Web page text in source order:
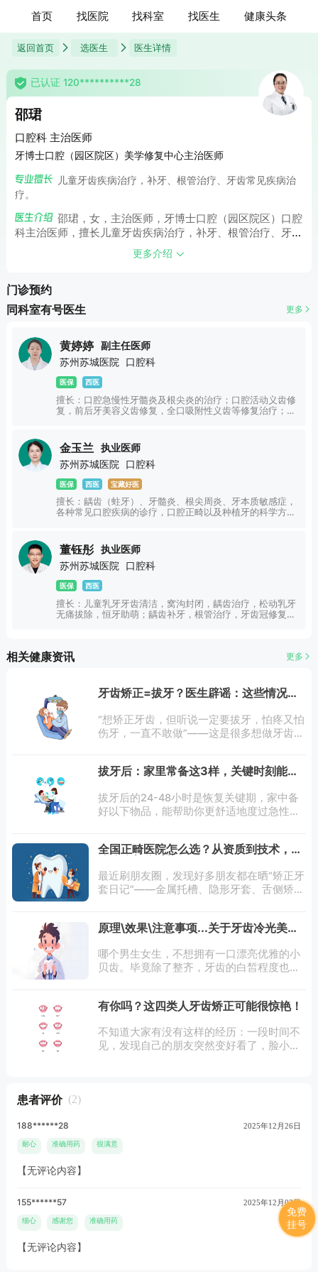
首页 找医院 找科室 找医生 健康头条
返回首页 选医生 医生详情
已认证 120**********28
邵珺
口腔科 主治医师
牙博士口腔（园区院区）美学修复中心主治医师
儿童牙齿疾病治疗，补牙、根管治疗、牙齿常见疾病治
疗。
邵珺，女，主治医师，牙博士口腔（园区院区）口腔
科主治医师，擅长儿童牙齿疾病治疗，补牙、根管治疗、牙齿
更多介绍
门诊预约
同科室有号医生
更多
黄婷婷
副主任医师
苏州苏城医院
口腔科
医保 西医
擅长：口腔急慢性牙髓炎及根尖炎的治疗；口腔活动义齿修
复，前后牙美容义齿修复，全口吸附性义齿等修复治疗；青
金玉兰
执业医师
苏州苏城医院
口腔科
医保 西医 宝藏好医
擅长：龋齿（蛀牙）、牙髓炎、根尖周炎、牙本质敏感症，
各种常见口腔疾病的诊疗，口腔正畸以及种植牙的科学方案
董钰彤
执业医师
苏州苏城医院
口腔科
医保 西医
擅长：儿童乳牙牙齿清洁，窝沟封闭，龋齿治疗，松动乳牙
无痛拔除，恒牙助萌；龋齿补牙，根管治疗，牙齿冠修复，
相关健康资讯 更多
牙齿矫正=拔牙？医生辟谣：这些情况根
“想矫正牙齿，但听说一定要拔牙，怕疼又怕
伤牙，一直不敢做”——这是很多想做牙齿矫
牙而放弃矫正，错失改善牙齿排列
拔牙后：家里常备这3样，关键时刻能缓
拔牙后的24-48小时是恢复关键期，家中备
好以下物品，能帮助你更舒适地度过急性
口出血和肿胀（术后24小时内最关键）；
全国正畸医院怎么选？从资质到技术，这
最近刷朋友圈，发现好多朋友都在晒“矫正牙
套日记”——金属托槽、隐形牙套、舌侧矫
果不如预期”“医生操作不专业，戴牙套后牙
原理\效果\注意事项...关于牙齿冷光美白
哪个男生女生，不想拥有一口漂亮优雅的小
贝齿。毕竟除了整齐，牙齿的白皙程度也是
治愈！桃子美颜！温暖！迷
有你吗？这四类人牙齿矫正可能很惊艳！
不知道大家有没有这样的经历：一段时间不
见，发现自己的朋友突然变好看了，脸小
患者评价 (2)
188******28 2025年12月26日
耐心 准确用药 很满意
【无评论内容】
155******57 2025年12月03日
细心 感谢您 准确用药
【无评论内容】
免费
挂号